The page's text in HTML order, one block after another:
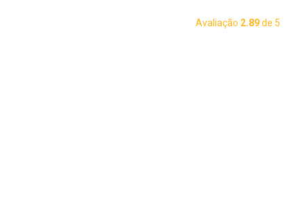
Avaliação 2.89de 5